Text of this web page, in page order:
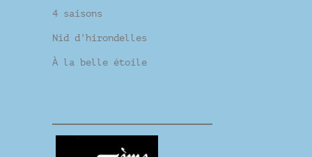
4 saisons
Nid d'hirondelles
À la belle étoile